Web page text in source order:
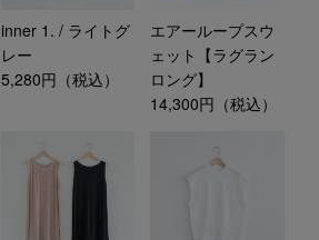
inner 1. / ライトグ
レー
5,280円（税込）
エアーループスウ
ェット【ラグラン
ロング】
14,300円（税込）